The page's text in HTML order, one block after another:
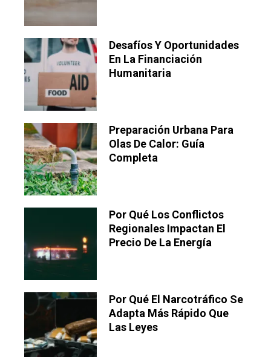
Desafíos Y Oportunidades
En La Financiación
Humanitaria
Preparación Urbana Para
Olas De Calor: Guía
Completa
Por Qué Los Conflictos
Regionales Impactan El
Precio De La Energía
Por Qué El Narcotráfico Se
Adapta Más Rápido Que
Las Leyes